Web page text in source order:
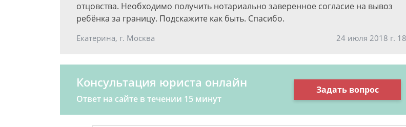
отцовства. Необходимо получить нотариально заверенное согласие на вывоз
ребёнка за границу. Подскажите как быть. Спасибо.
Екатерина, г. Москва 24 июля 2018 г.
Консультация юриста онлайн
Ответ на сайте в течении 15 минут
Задать вопрос